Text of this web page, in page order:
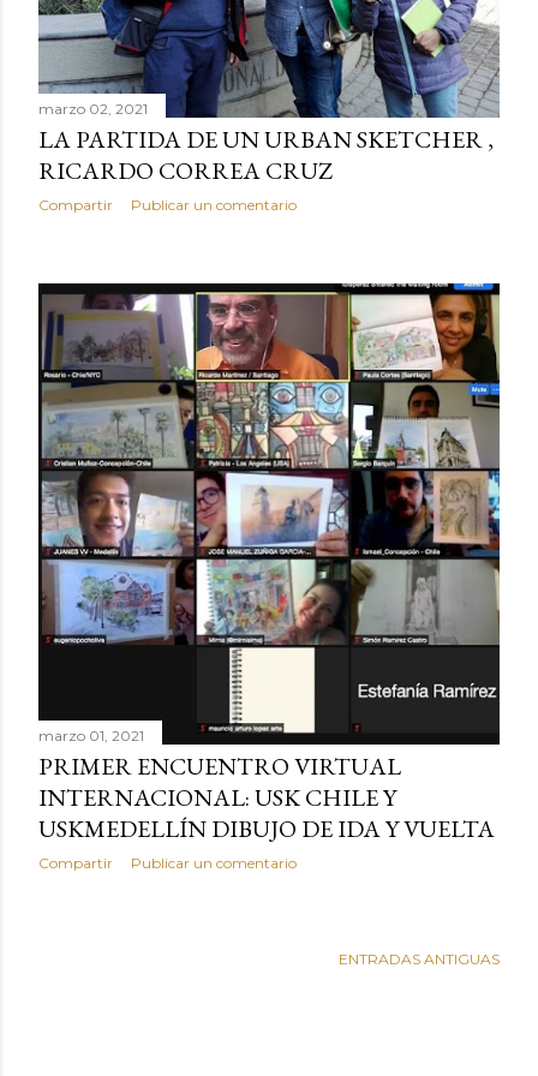
s
marzo 02, 2021
LA PARTIDA DE UN URBAN SKETCHER ,
RICARDO CORREA CRUZ
Compartir Publicar un comentario
marzo 01, 2021
PRIMER ENCUENTRO VIRTUAL
INTERNACIONAL: USK CHILE Y
USKMEDELLÍN DIBUJO DE IDA Y VUELTA
Compartir Publicar un comentario
ENTRADAS ANTIGUAS